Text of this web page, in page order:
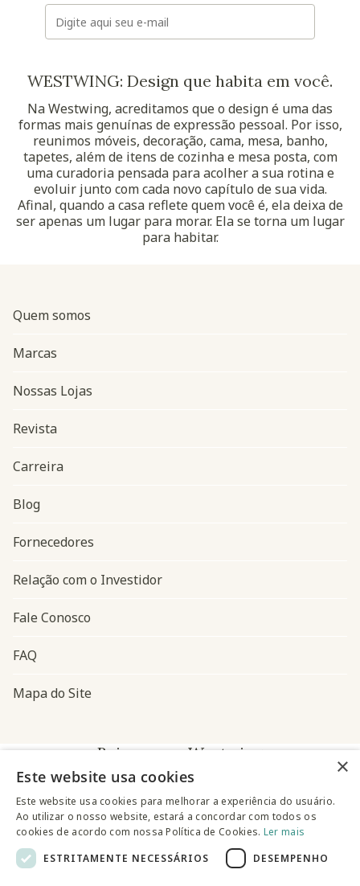
E-mail
WESTWING: Design que habita em você.
Na Westwing, acreditamos que o design é uma das
formas mais genuínas de expressão pessoal. Por isso,
reunimos móveis, decoração, cama, mesa, banho,
tapetes, além de itens de cozinha e mesa posta, com
uma curadoria pensada para acolher a sua rotina e
evoluir junto com cada novo capítulo de sua vida.
Afinal, quando a casa reflete quem você é, ela deixa de
ser apenas um lugar para morar. Ela se torna um lugar
para habitar.
Navegação do rodapé
Quem somos
Marcas
Nossas Lojas
Revista
Carreira
Blog
Fornecedores
Relação com o Investidor
Fale Conosco
FAQ
Mapa do Site
Baixe o app Westwing
×
Este website usa cookies
Este website usa cookies para melhorar a experiência do usuário.
Ao utilizar o nosso website, estará a concordar com todos os
cookies de acordo com nossa Política de Cookies. Ler mais
ESTRITAMENTE NECESSÁRIOS
DESEMPENHO